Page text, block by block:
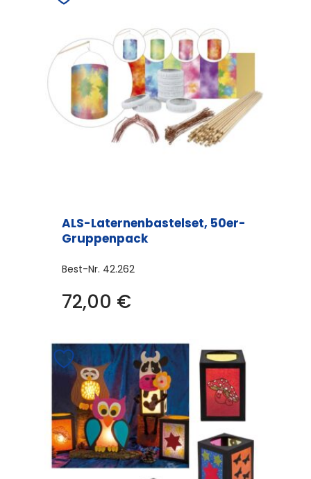
ALS-Laternenbastelset, 50er-
Gruppenpack
Best-Nr. 42.262
72,00 €
mehrere
Varianten
auf.
Die
Optionen
können
auf